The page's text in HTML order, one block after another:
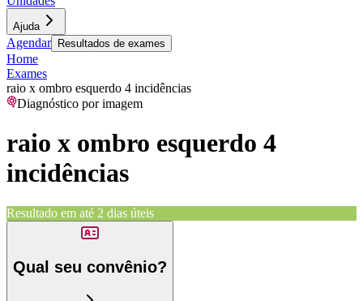
Ajuda
Agendar Resultados de exames
Home
Exames
raio x ombro esquerdo 4 incidências
Diagnóstico por imagem
raio x ombro esquerdo 4
incidências
Resultado em até 2 dias úteis
Qual seu convênio?